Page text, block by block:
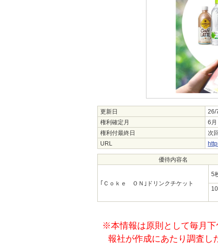
更新日
26/
権利確定月
6
権利付最終日
次
URL
優待内容名
｢Ｃｏｋｅ ＯＮ｣ドリンクチケット
5
※本情報は原則として毎月
報社が作成にあたり調査し